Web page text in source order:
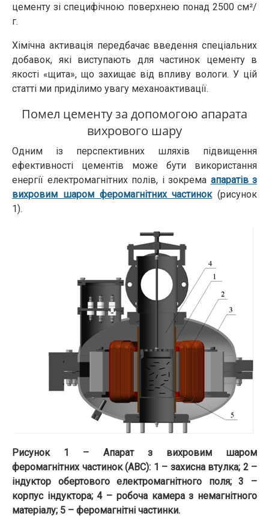
цементу зі специфічною поверхнею понад 2500 см²/
г.
Хімічна активація передбачає введення спеціальних
добавок, які виступають для частинок цементу в
якості «щита», що захищає від впливу вологи. У цій
статті ми приділимо увагу механоактивації.
Помел цементу за допомогою апарата
вихрового шару
Одним із перспективних шляхів підвищення
ефективності цементів може бути використання
енергії електромагнітних полів, і зокрема апаратів з
вихровим шаром феромагнітних частинок(рисунок
1).
Рисунок 1 – Апарат з вихровим шаром
феромагнітних частинок (АВС): 1 – захисна втулка; 2 –
індуктор обертового електромагнітного поля; 3 –
корпус індуктора; 4 – робоча камера з немагнітного
матеріалу; 5 – феромагнітні частинки.